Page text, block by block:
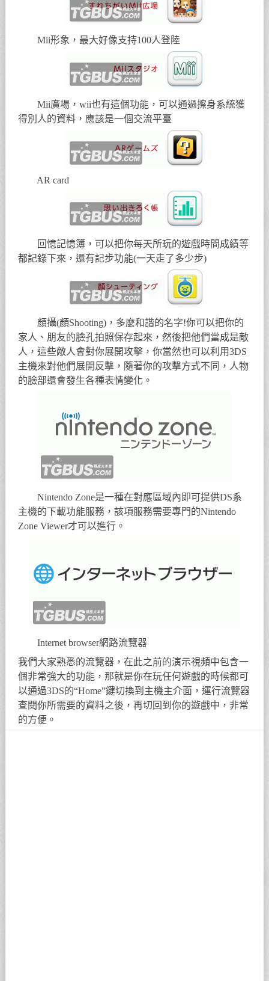
Mii形象，最大好像支持100人登陸
Mii廣場，wii也有這個功能，可以通過擦身系統獲
得別人的資料，應該是一個交流平臺
AR card
回憶記憶簿，可以把你每天所玩的遊戲時間成績等
都記錄下來，還有記步功能(一天走了多少步)
顏攝(顏Shooting)，多麼和諧的名字!你可以把你的
家人、朋友的臉孔拍照保存起來，然後把他們當成是敵
人，這些敵人會對你展開攻擊，你當然也可以利用3DS
主機來對他們展開反擊，隨著你的攻擊方式不同，人物
的臉部還會發生各種表情變化。
Nintendo Zone是一種在對應區域內即可提供DS系
主機的下載功能服務，該項服務需要專門的Nintendo
Zone Viewer才可以進行。
Internet browser網路流覽器
我們大家熟悉的流覽器，在此之前的演示視頻中包含一
個非常強大的功能，那就是你在玩任何遊戲的時候都可
以通過3DS的“Home”鍵切換到主機主介面，運行流覽器
查閱你所需要的資料之後，再切回到你的遊戲中，非常
的方便。